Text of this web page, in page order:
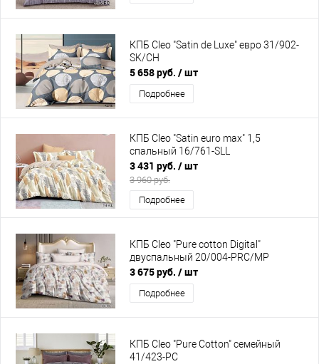
КПБ Cleo "Satin de Luxe" евро 31/902-
SK/CH
5 658 руб. / шт
Подробнее
КПБ Cleo "Satin euro max" 1,5
спальный 16/761-SLL
3 431 руб. / шт
3 960 руб.
Подробнее
КПБ Cleo "Pure cotton Digital"
двуспальный 20/004-PRC/MP
3 675 руб. / шт
Подробнее
КПБ Cleo "Pure Cotton" семейный
41/423-PC